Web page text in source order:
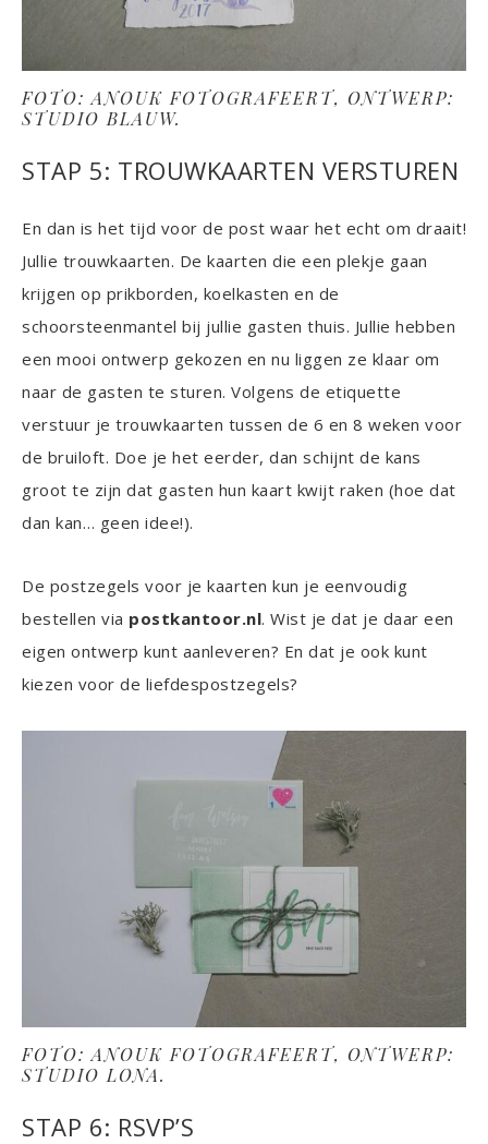
FOTO: ANOUK FOTOGRAFEERT, ONTWERP:
STUDIO BLAUW.
STAP 5: TROUWKAARTEN VERSTUREN
En dan is het tijd voor de post waar het echt om draait!
Jullie trouwkaarten. De kaarten die een plekje gaan
krijgen op prikborden, koelkasten en de
schoorsteenmantel bij jullie gasten thuis. Jullie hebben
een mooi ontwerp gekozen en nu liggen ze klaar om
naar de gasten te sturen. Volgens de etiquette
verstuur je trouwkaarten tussen de 6 en 8 weken voor
de bruiloft. Doe je het eerder, dan schijnt de kans
groot te zijn dat gasten hun kaart kwijt raken (hoe dat
dan kan… geen idee!).
De postzegels voor je kaarten kun je eenvoudig
bestellen via postkantoor.nl. Wist je dat je daar een
eigen ontwerp kunt aanleveren? En dat je ook kunt
kiezen voor de liefdespostzegels?
FOTO: ANOUK FOTOGRAFEERT, ONTWERP:
STUDIO LONA.
STAP 6: RSVP’S